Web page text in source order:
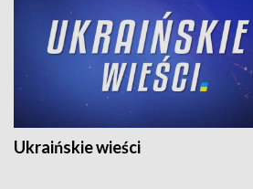
Ukraińskie wieści